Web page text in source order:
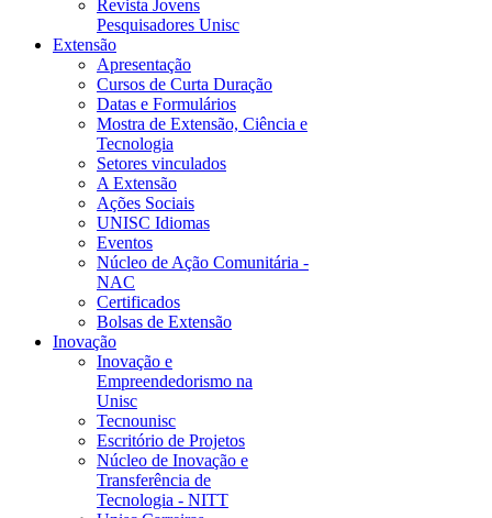
Revista Jovens
Pesquisadores Unisc
Extensão
Apresentação
Cursos de Curta Duração
Datas e Formulários
Mostra de Extensão, Ciência e
Tecnologia
Setores vinculados
A Extensão
Ações Sociais
UNISC Idiomas
Eventos
Núcleo de Ação Comunitária -
NAC
Certificados
Bolsas de Extensão
Inovação
Inovação e
Empreendedorismo na
Unisc
Tecnounisc
Escritório de Projetos
Núcleo de Inovação e
Transferência de
Tecnologia - NITT